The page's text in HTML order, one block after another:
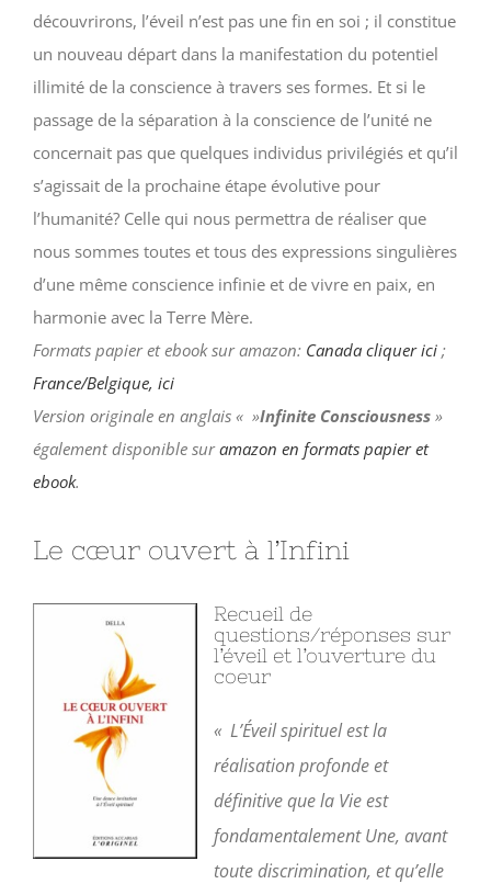
découvrirons, l’éveil n’est pas une fin en soi ; il constitue
un nouveau départ dans la manifestation du potentiel
illimité de la conscience à travers ses formes. Et si le
passage de la séparation à la conscience de l’unité ne
concernait pas que quelques individus privilégiés et qu’il
s’agissait de la prochaine étape évolutive pour
l’humanité? Celle qui nous permettra de réaliser que
nous sommes toutes et tous des expressions singulières
d’une même conscience infinie et de vivre en paix, en
harmonie avec la Terre Mère.
Formats papier et ebook sur amazon: Canada cliquer ici;
France/Belgique, ici
Version originale en anglais « »Infinite Consciousness»
également disponible suramazon en formats papier et
ebook.
Le cœur ouvert à l’Infini
Recueil de
questions/réponses sur
l’éveil et l’ouverture du
coeur
« L’Éveil spirituel est la
réalisation profonde et
définitive que la Vie est
fondamentalement Une, avant
toute discrimi­nation, et qu’elle